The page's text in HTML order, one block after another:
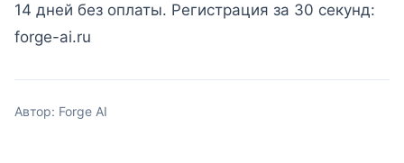
14 дней без оплаты. Регистрация за 30 секунд:
forge-ai.ru
Автор: Forge AI